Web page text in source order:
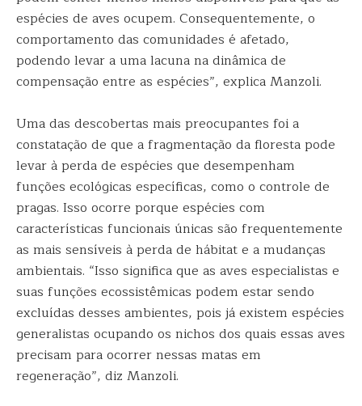
espécies de aves ocupem. Consequentemente, o
comportamento das comunidades é afetado,
podendo levar a uma lacuna na dinâmica de
compensação entre as espécies”, explica Manzoli.
Uma das descobertas mais preocupantes foi a
constatação de que a fragmentação da floresta pode
levar à perda de espécies que desempenham
funções ecológicas específicas, como o controle de
pragas. Isso ocorre porque espécies com
características funcionais únicas são frequentemente
as mais sensíveis à perda de hábitat e a mudanças
ambientais. “Isso significa que as aves especialistas e
suas funções ecossistêmicas podem estar sendo
excluídas desses ambientes, pois já existem espécies
generalistas ocupando os nichos dos quais essas aves
precisam para ocorrer nessas matas em
regeneração”, diz Manzoli.